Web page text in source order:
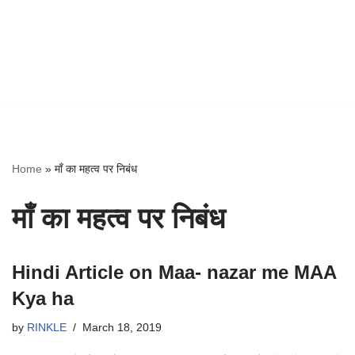
Home » माँ का महत्व पर निबंध
माँ का महत्व पर निबंध
Hindi Article on Maa- nazar me MAA
Kya ha
by RINKLE March 18, 2019